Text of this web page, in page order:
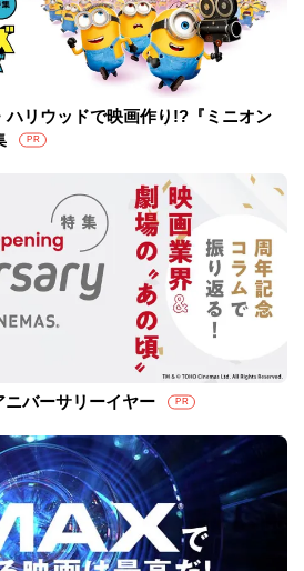
ハリウッドで映画作り!?『ミニオン
PR
バーサリーイヤー PR